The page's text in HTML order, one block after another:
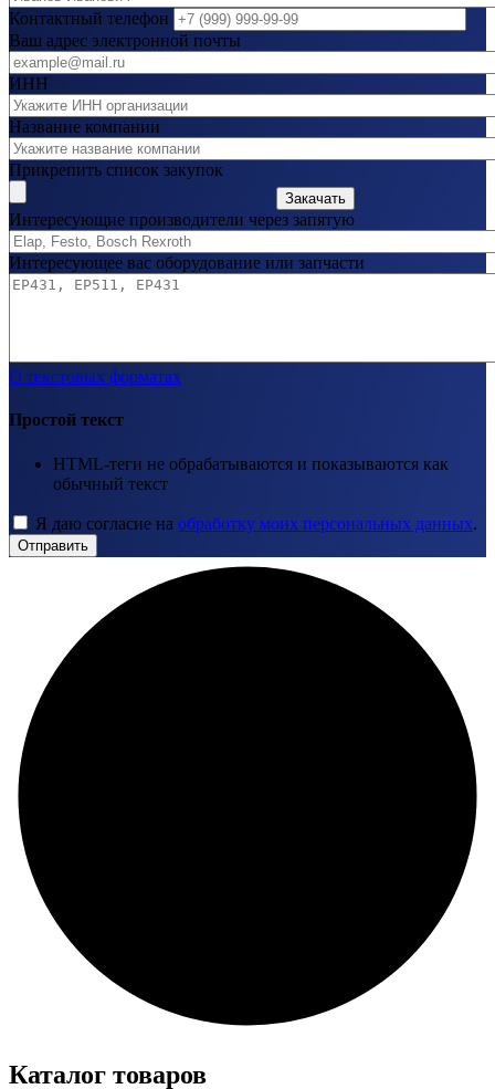
Контактный телефон
Ваш адрес электронной почты
ИНН
Название компании
Прикрепить список закупок
Закачать
Интересующие производители через запятую
Интересующее вас оборудование или запчасти
О текстовых форматах
Простой текст
HTML-теги не обрабатываются и показываются как
обычный текст
Я даю согласие на обработку моих персональных данных.
Отправить
Каталог товаров